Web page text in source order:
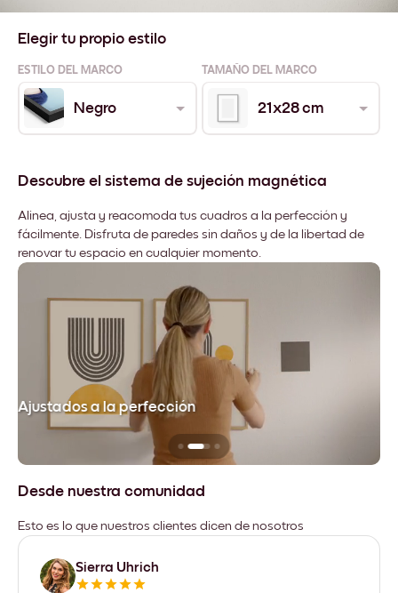
Elegir tu propio estilo
ESTILO DEL MARCO TAMAÑO DEL MARCO
Negro 21x28 cm
Descubre el sistema de sujeción magnética
Alinea, ajusta y reacomoda tus cuadros a la perfección y
fácilmente. Disfruta de paredes sin daños y de la libertad de
renovar tu espacio en cualquier momento.
Ajustados a la perfección
Desde nuestra comunidad
Esto es lo que nuestros clientes dicen de nosotros
Sierra Uhrich